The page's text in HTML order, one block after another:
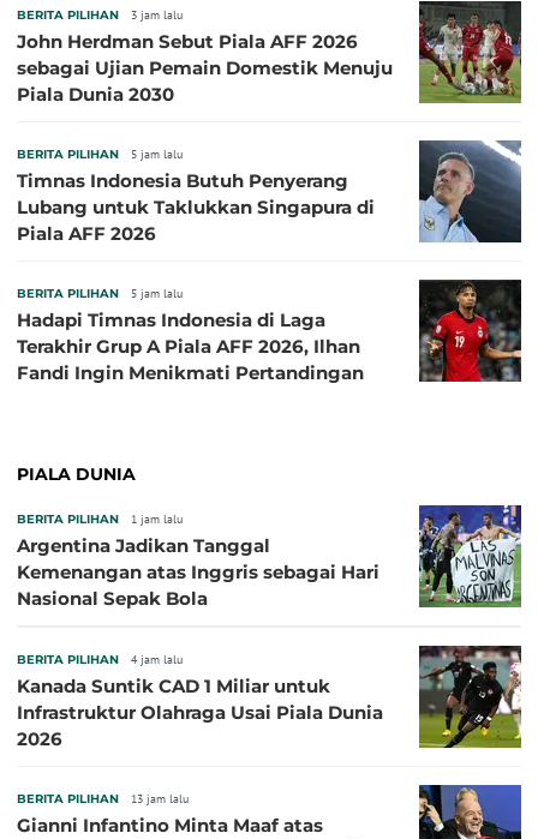
BERITA PILIHAN 3 jam lalu
John Herdman Sebut Piala AFF 2026
sebagai Ujian Pemain Domestik Menuju
Piala Dunia 2030
BERITA PILIHAN 5 jam lalu
Timnas Indonesia Butuh Penyerang
Lubang untuk Taklukkan Singapura di
Piala AFF 2026
BERITA PILIHAN 5 jam lalu
Hadapi Timnas Indonesia di Laga
Terakhir Grup A Piala AFF 2026, Ilhan
Fandi Ingin Menikmati Pertandingan
PIALA DUNIA
BERITA PILIHAN 1 jam lalu
Argentina Jadikan Tanggal
Kemenangan atas Inggris sebagai Hari
Nasional Sepak Bola
BERITA PILIHAN 4 jam lalu
Kanada Suntik CAD 1 Miliar untuk
Infrastruktur Olahraga Usai Piala Dunia
2026
BERITA PILIHAN 13 jam lalu
Gianni Infantino Minta Maaf atas